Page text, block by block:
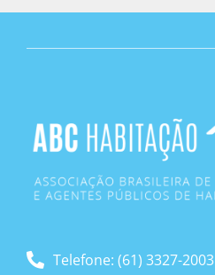
Telefone: (61) 3327-2003